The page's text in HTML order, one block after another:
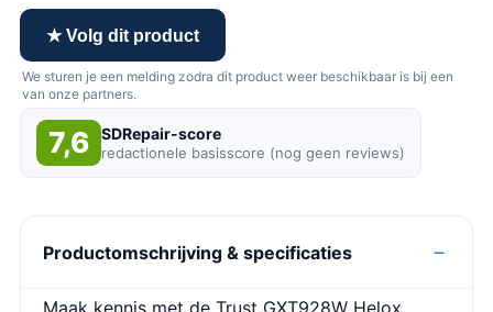
★ Volg dit product
We sturen je een melding zodra dit product weer beschikbaar is bij een
van onze partners.
7,6 SDRepair-score
redactionele basisscore (nog geen reviews)
Productomschrijving & specificaties
Maak kennis met de Trust GXT928W Helox